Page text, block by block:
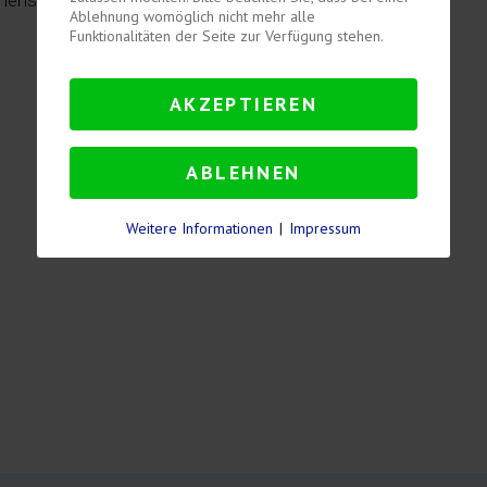
Ablehnung womöglich nicht mehr alle
Funktionalitäten der Seite zur Verfügung stehen.
AKZEPTIEREN
ABLEHNEN
Weitere Informationen | Impressum